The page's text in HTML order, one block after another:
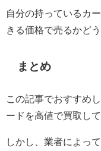
自分の持っているカ
きる価格で売るかど
まとめ
この記事でおすすめ
ードを高値で買取して
しかし、業者によっ